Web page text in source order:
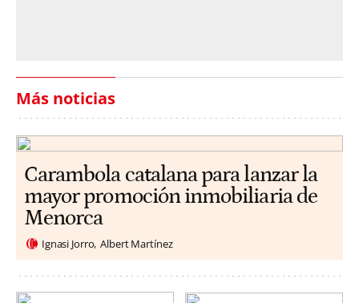
Más noticias
Carambola catalana para lanzar la
mayor promoción inmobiliaria de
Menorca
Ignasi Jorro Albert Martínez